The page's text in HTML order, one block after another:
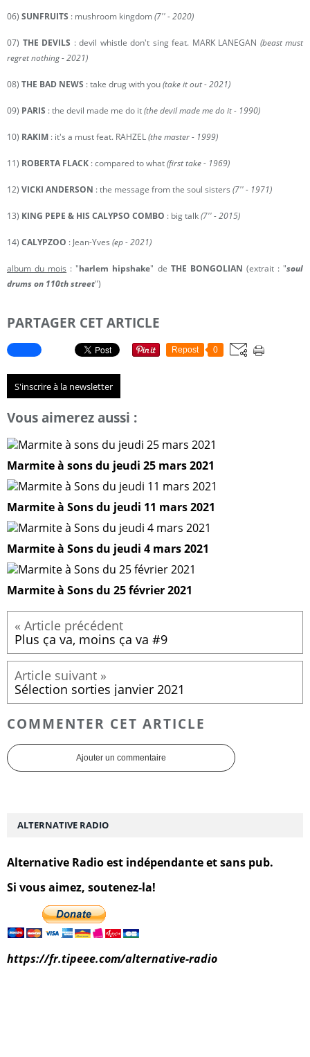
06) SUNFRUITS : mushroom kingdom(7'' - 2020)
07) THE DEVILS : devil whistle don't sing feat. MARK LANEGAN (beast must
regret nothing - 2021)
08) THE BAD NEWS : take drug with you(take it out - 2021)
09) PARIS : the devil made me do it(the devil made me do it - 1990)
10) RAKIM : it's a must feat. RAHZEL(the master - 1999)
11) ROBERTA FLACK : compared to what(first take - 1969)
12) VICKI ANDERSON : the message from the soul sisters (7'' - 1971)
13) KING PEPE & HIS CALYPSO COMBO : big talk(7'' - 2015)
14) CALYPZOO : Jean-Yves (ep - 2021)
album du mois : "harlem hipshake" de THE BONGOLIAN (extrait : "soul
drums on 110th street")
PARTAGER CET ARTICLE
Repost 0
S'inscrire à la newsletter
Vous aimerez aussi :
Marmite à sons du jeudi 25 mars 2021
Marmite à Sons du jeudi 11 mars 2021
Marmite à Sons du jeudi 4 mars 2021
Marmite à Sons du 25 février 2021
Plus ça va, moins ça va #9
Sélection sorties janvier 2021
COMMENTER CET ARTICLE
Ajouter un commentaire
ALTERNATIVE RADIO
Alternative Radio est indépendante et sans pub.
Si vous aimez, soutenez-la!
https://fr.tipeee.com/alternative-radio